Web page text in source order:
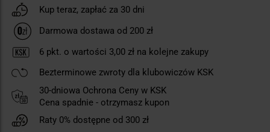
Kup teraz, zapłać za 30 dni
Darmowa dostawa od 200 zł
6 pkt. o wartości 3,00 zł na kolejne zakupy
Bezterminowe zwroty dla klubowiczów KSK
30-dniowa Ochrona Ceny w KSK
Cena spadnie - otrzymasz kupon
Raty 0% dostępne od 300 zł